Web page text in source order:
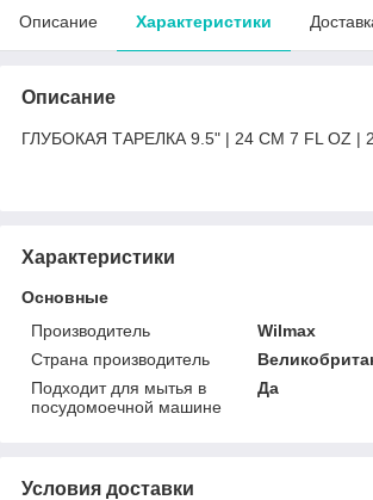
Описание Характеристики
Описание
ГЛУБОКАЯ ТАРЕЛКА 9.5" | 24 CM 7 FL OZ |
Характеристики
Основные
Производитель
Wilmax
Страна производитель
Подходит для мытья в
посудомоечной машине
Да
Условия доставки